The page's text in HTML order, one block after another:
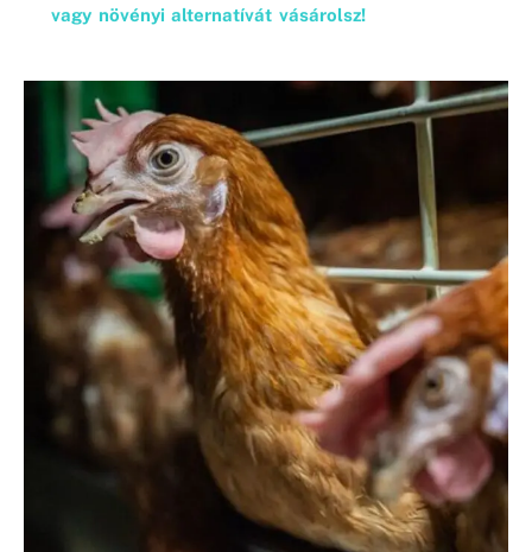
vagy növényi alternatívát vásárolsz!